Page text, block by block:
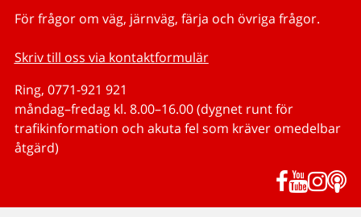
För frågor om väg, järnväg, färja och övriga frågor.
Skriv till oss via kontaktformulär
Ring, 0771-921 921
måndag–fredag kl. 8.00–16.00 (dygnet runt för
trafikinformation och akuta fel som kräver omedelbar
åtgärd)
Facebook
YouTube